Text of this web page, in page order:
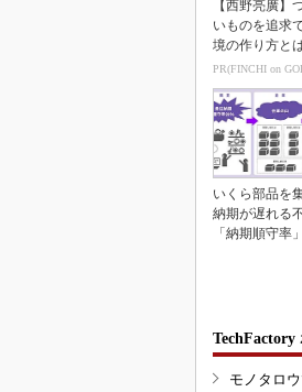
【西野亮廣】
いものを追求
境の作り方と
PR(FINCHI on
いくら部品を
納期が遅れる
「納期順守率
TechFactory
モノタロ